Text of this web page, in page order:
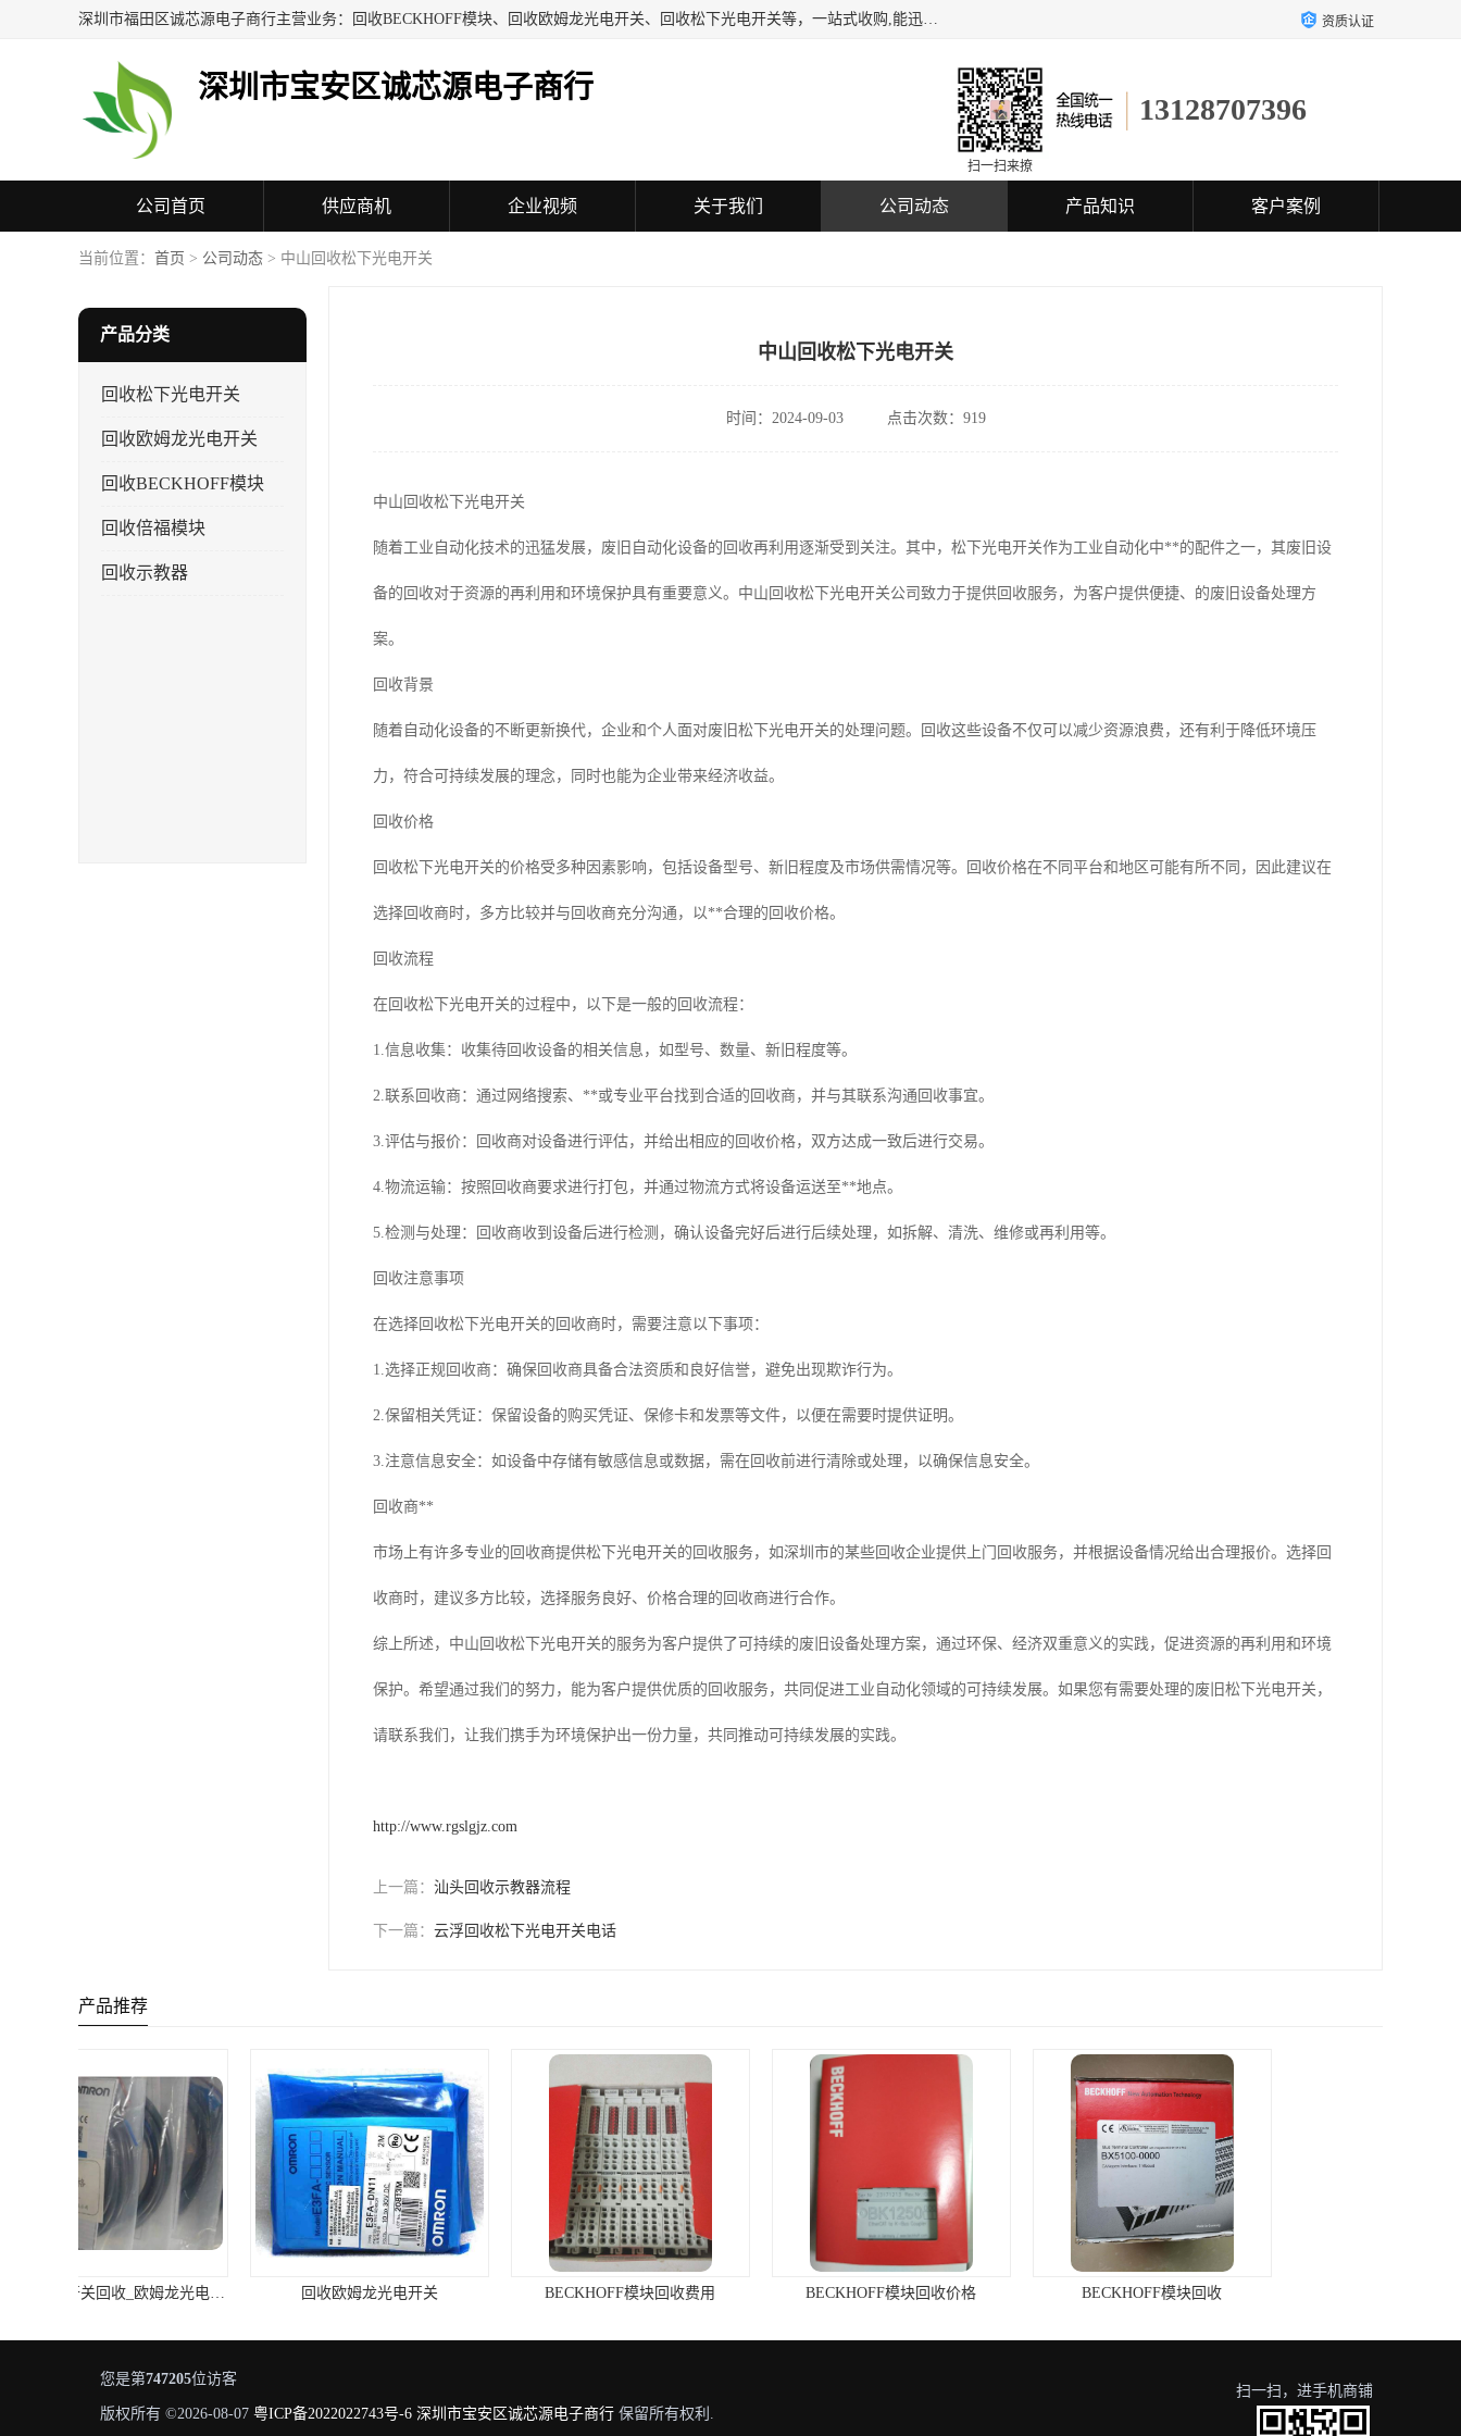
深圳市福田区诚芯源电子商行主营业务：回收BECKHOFF模块、回收欧姆龙光电开关、回收松下光电开关等，一站式收购,能迅速便捷为客户消化库存、减少仓储、回笼资金，我们交易灵活方便，现金支付，价格优势合理，热情欢迎有库存需要处理的客户。 资质认证
深圳市宝安区诚芯源电子商行
13128707396
扫一扫来撩
公司首页 供应商机 企业视频 关于我们 公司动态 产品知识 客户案例
联系方式
当前位置： 首页 > 公司动态 > 中山回收松下光电开关
产品分类
回收松下光电开关
回收欧姆龙光电开关
回收BECKHOFF模块
回收倍福模块
回收示教器
中山回收松下光电开关
时间：2024-09-03 点击次数：919
中山回收松下光电开关
随着工业自动化技术的迅猛发展，废旧自动化设备的回收再利用逐渐受到关注。其中，松下光电开关作为工业自动化中**的配件之一，其废旧设
备的回收对于资源的再利用和环境保护具有重要意义。中山回收松下光电开关公司致力于提供回收服务，为客户提供便捷、的废旧设备处理方
案。
回收背景
随着自动化设备的不断更新换代，企业和个人面对废旧松下光电开关的处理问题。回收这些设备不仅可以减少资源浪费，还有利于降低环境压
力，符合可持续发展的理念，同时也能为企业带来经济收益。
回收价格
回收松下光电开关的价格受多种因素影响，包括设备型号、新旧程度及市场供需情况等。回收价格在不同平台和地区可能有所不同，因此建议在
选择回收商时，多方比较并与回收商充分沟通，以**合理的回收价格。
回收流程
在回收松下光电开关的过程中，以下是一般的回收流程：
1.信息收集：收集待回收设备的相关信息，如型号、数量、新旧程度等。
2.联系回收商：通过网络搜索、**或专业平台找到合适的回收商，并与其联系沟通回收事宜。
3.评估与报价：回收商对设备进行评估，并给出相应的回收价格，双方达成一致后进行交易。
4.物流运输：按照回收商要求进行打包，并通过物流方式将设备运送至**地点。
5.检测与处理：回收商收到设备后进行检测，确认设备完好后进行后续处理，如拆解、清洗、维修或再利用等。
回收注意事项
在选择回收松下光电开关的回收商时，需要注意以下事项：
1.选择正规回收商：确保回收商具备合法资质和良好信誉，避免出现欺诈行为。
2.保留相关凭证：保留设备的购买凭证、保修卡和发票等文件，以便在需要时提供证明。
3.注意信息安全：如设备中存储有敏感信息或数据，需在回收前进行清除或处理，以确保信息安全。
回收商**
市场上有许多专业的回收商提供松下光电开关的回收服务，如深圳市的某些回收企业提供上门回收服务，并根据设备情况给出合理报价。选择回
收商时，建议多方比较，选择服务良好、价格合理的回收商进行合作。
综上所述，中山回收松下光电开关的服务为客户提供了可持续的废旧设备处理方案，通过环保、经济双重意义的实践，促进资源的再利用和环境
保护。希望通过我们的努力，能为客户提供优质的回收服务，共同促进工业自动化领域的可持续发展。如果您有需要处理的废旧松下光电开关，
请联系我们，让我们携手为环境保护出一份力量，共同推动可持续发展的实践。
http://www.rgslgjz.com
上一篇： 汕头回收示教器流程
下一篇： 云浮回收松下光电开关电话
产品推荐
回收欧姆龙光电开关 BECKHOFF模块回收费用 BECKHOFF模块回收价格 BECKHOFF模块回收 松下光电开关回收多少钱
您是第747205位访客
版权所有 ©2026-08-07 粤ICP备2022022743号-6 深圳市宝安区诚芯源电子商行 保留所有权利.
扫一扫，进手机商铺